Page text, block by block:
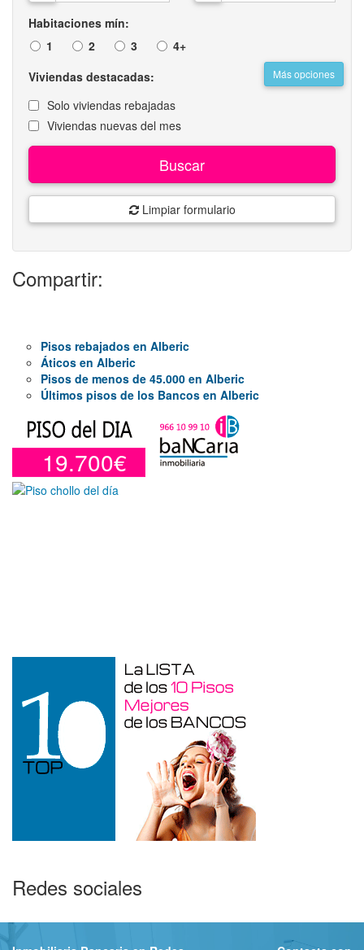
Habitaciones mín:
1
2 3 4+
Más opciones
Viviendas destacadas:
Solo viviendas rebajadas
Viviendas nuevas del mes
Buscar
Limpiar formulario
Compartir:
Pisos rebajados en Alberic
Áticos en Alberic
Pisos de menos de 45.000 en Alberic
Últimos pisos de los Bancos en Alberic
19.700€
Redes sociales